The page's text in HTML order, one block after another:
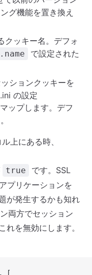
グ機能を置き換え
クッキー名。デフォ
で設定された
ションクッキーを
の設定
ップします。デフ
上にある時、
true
です。SSL
プリケーションを
が発生するかも知れ
両方でセッション
れを無効にします。
, [